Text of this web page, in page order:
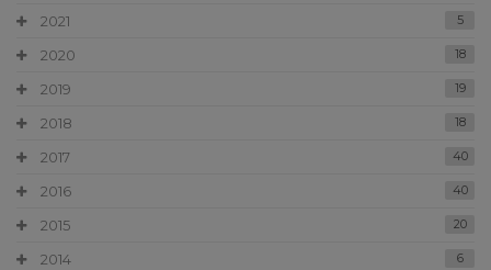
2021 5
2020 18
2019 19
2018 18
2017 40
2016 40
2015 20
2014 6